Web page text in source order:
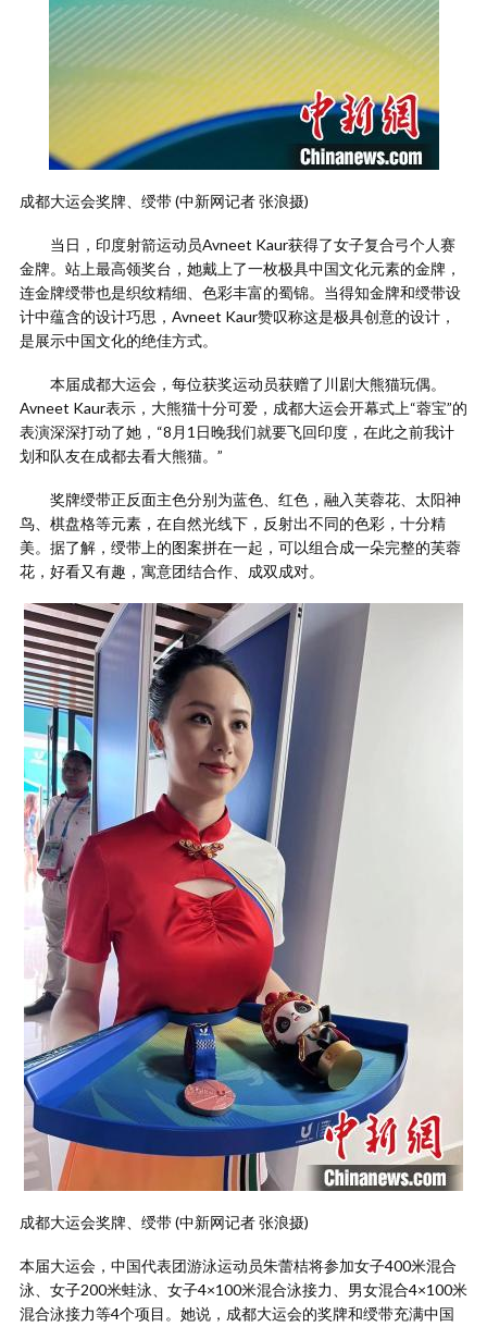
成都大运会奖牌、绶带 (中新网记者 张浪摄)
当日，印度射箭运动员Avneet Kaur获得了女子复合弓个人赛
金牌。站上最高领奖台，她戴上了一枚极具中国文化元素的金牌，
连金牌绶带也是织纹精细、色彩丰富的蜀锦。当得知金牌和绶带设
计中蕴含的设计巧思，Avneet Kaur赞叹称这是极具创意的设计，
是展示中国文化的绝佳方式。
本届成都大运会，每位获奖运动员获赠了川剧大熊猫玩偶。
Avneet Kaur表示，大熊猫十分可爱，成都大运会开幕式上“蓉宝”的
表演深深打动了她，“8月1日晚我们就要飞回印度，在此之前我计
划和队友在成都去看大熊猫。”
奖牌绶带正反面主色分别为蓝色、红色，融入芙蓉花、太阳神
鸟、棋盘格等元素，在自然光线下，反射出不同的色彩，十分精
美。据了解，绶带上的图案拼在一起，可以组合成一朵完整的芙蓉
花，好看又有趣，寓意团结合作、成双成对。
成都大运会奖牌、绶带 (中新网记者 张浪摄)
本届大运会，中国代表团游泳运动员朱蕾桔将参加女子400米混合
泳、女子200米蛙泳、女子4×100米混合泳接力、男女混合4×100米
混合泳接力等4个项目。她说，成都大运会的奖牌和绶带充满中国